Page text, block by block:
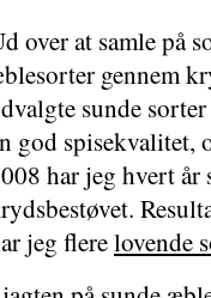
over at samle på
gennem
sunde
god spisekvalitet,
har jeg hvert år
jeg flerelovende